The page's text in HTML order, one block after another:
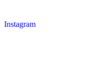
Instagram